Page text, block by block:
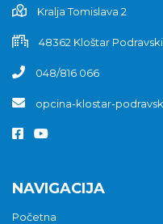
Kralja Tomislava 2
48362 Kloštar Podravski
048/816 066
opcina-klostar-
NAVIGACIJA
Početna